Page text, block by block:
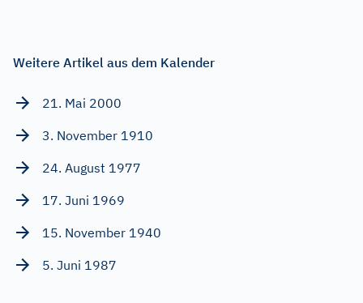
Weitere Artikel aus dem Kalender
21. Mai 2000
3. November 1910
24. August 1977
17. Juni 1969
15. November 1940
5. Juni 1987